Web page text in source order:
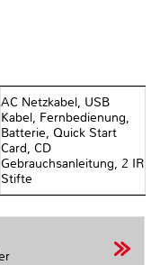
AC Netzkabel, USB
Kabel, Fernbedienung,
Batterie, Quick Start
Card, CD
Gebrauchsanleitung, 2 IR
Stifte